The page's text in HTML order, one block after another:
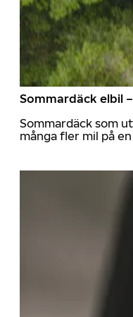
Sommardäck elbil
Sommardäck som
många fler mil på